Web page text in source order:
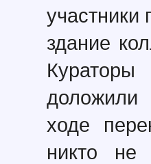
участники
здание
ходе
никто не